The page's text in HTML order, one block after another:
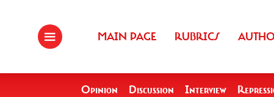
MAIN PAGE RUBRICS
Opinion Discussion Interview